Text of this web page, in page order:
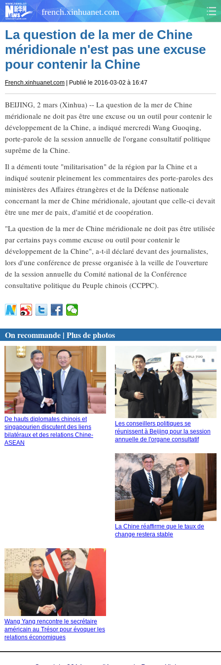
french.xinhuanet.com
CHINE MONDE
AFRIQUE
CULTURE
SANTÉ
SCI&TECH PLANÈTE
DOSSIERS PHOTOS
VIDÉOS
La question de la mer de Chine
méridionale n'est pas une excuse
pour contenir la Chine
French.xinhuanet.com | Publié le 2016-03-02 à 16:47
BEIJING, 2 mars (Xinhua) -- La question de la mer de Chine
méridionale ne doit pas être une excuse ou un outil pour contenir le
développement de la Chine, a indiqué mercredi Wang Guoqing,
porte-parole de la session annuelle de l'organe consultatif politique
suprême de la Chine.
Il a démenti toute "militarisation" de la région par la Chine et a
indiqué soutenir pleinement les commentaires des porte-paroles des
ministères des Affaires étrangères et de la Défense nationale
concernant la mer de Chine méridionale, ajoutant que celle-ci devait
être une mer de paix, d'amitié et de coopération.
"La question de la mer de Chine méridionale ne doit pas être utilisée
par certains pays comme excuse ou outil pour contenir le
développement de la Chine", a-t-il déclaré devant des journalistes,
lors d'une conférence de presse organisée à la veille de l'ouverture
de la session annuelle du Comité national de la Conférence
consultative politique du Peuple chinois (CCPPC).
On recommande | Plus de photos
De hauts diplomates chinois et
singapourien discutent des liens
bilatéraux et des relations Chine-
ASEAN
Les conseillers politiques se
réunissent à Beijing pour la session
annuelle de l'organe consultatif
La Chine réaffirme que le taux de
change restera stable
Wang Yang rencontre le secrétaire
américain au Trésor pour évoquer les
relations économiques